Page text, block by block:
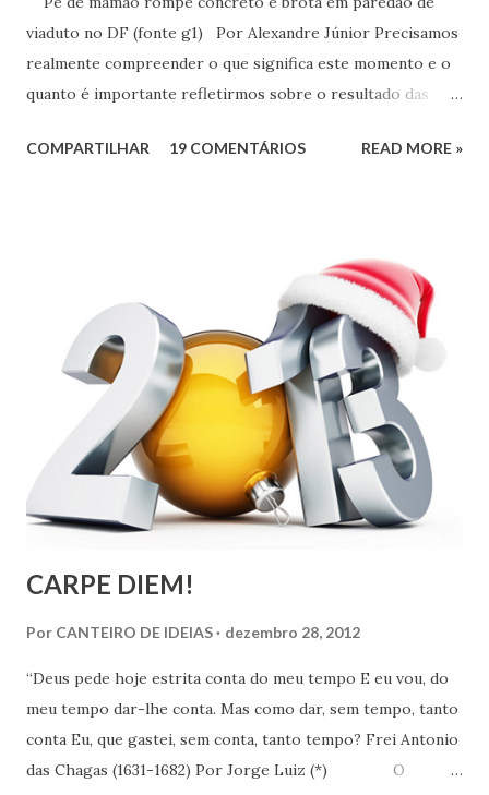
viaduto no DF (fonte g1) Por Alexandre Júnior Precisamos
realmente compreender o que significa este momento e o
quanto é importante refletirmos sobre o resultado das
esperançar! A História do Brasil é feita de invasão,
COMPARTILHAR 19 COMENTÁRIOS READ MORE »
CARPE DIEM!
Por CANTEIRO DE IDEIAS dezembro 28, 2012
“Deus pede hoje estrita conta do meu tempo E eu vou, do
meu tempo dar-lhe conta. Mas como dar, sem tempo, tanto
conta Eu, que gastei, sem conta, tanto tempo? Frei Antonio
das Chagas (1631-1682) Por Jorge Luiz (*) O